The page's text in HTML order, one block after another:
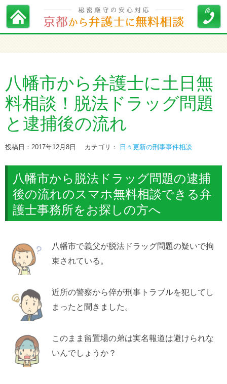
八幡市から弁護士に土日無
料相談！脱法ドラッグ問題
と逮捕後の流れ
投稿日：2017年12月8日 カテゴリ： 日々更新の刑事事件相談
八幡市から脱法ドラッグ問題の逮捕
後の流れのスマホ無料相談できる弁
護士事務所をお探しの方へ
八幡市で義父が脱法ドラッグ問題の疑いで拘
束されている。
近所の警察から倅が刑事トラブルを犯してし
まったと聞きました。
このまま留置場の弟は実名報道は避けられな
いんでしょうか？